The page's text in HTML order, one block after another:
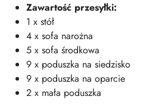
Zawartość przesyłki:
1 x stół
4 x sofa narożna
5 x sofa środkowa
9 x poduszka na siedzisko
9 x poduszka na oparcie
2 x mała poduszka